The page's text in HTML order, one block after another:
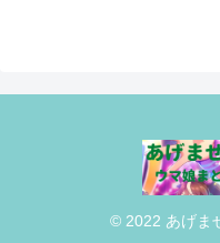
© 2022 あげま